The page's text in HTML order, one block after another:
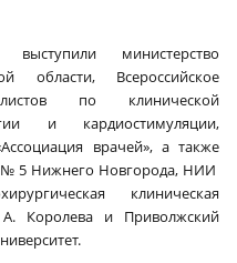
выступили министерство
области, Всероссийское
по клинической
и кардиостимуляции,
врачей», а также
№ 5 Нижнего Новгорода, НИИ
клиническая
Королева и Приволжский